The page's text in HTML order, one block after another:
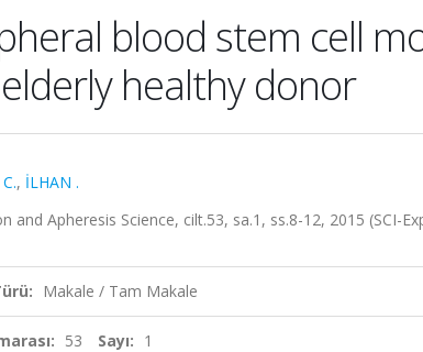
blood stem cell
healthy donor
, İLHAN .
and Apheresis Science, cilt.53, sa.1, ss.8-12, 2015 (SCI-
Makale / Tam Makale
53 Sayı: 1